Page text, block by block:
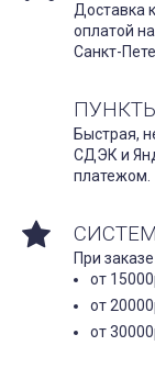
Доставка
оплатой
Санкт-
Быстрая,
СДЭК и
платежом.
При заказе
от
от
от